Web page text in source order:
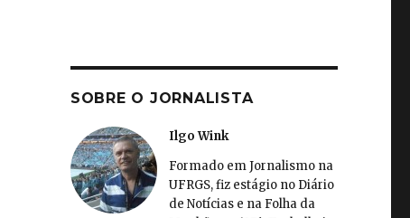
SOBRE O JORNALISTA
Ilgo Wink
Formado em Jornalismo na
UFRGS, fiz estágio no Diário
de Notícias e na Folha da